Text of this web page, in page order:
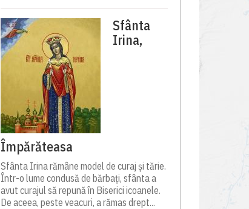
Sfânta
Irina,
Împărăteasa
Sfânta Irina rămâne model de curaj și tărie.
Într-o lume condusă de bărbați, sfânta a
avut curajul să repună în Biserici icoanele.
De aceea, peste veacuri, a rămas drept...